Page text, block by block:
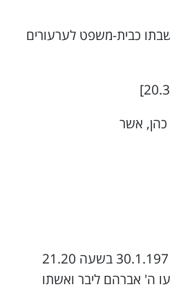
כבית-משפט לערעורים
כהן, אשר
השופט אשר: בתאריך 30.1.1971 בשעה 21.20
ה' אברהם ליבר ואשתו